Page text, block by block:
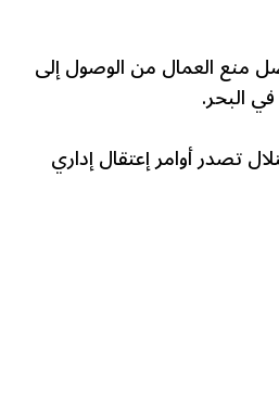
منع العمال من الوصول إلى
البحر.
تصدر أوامر إعتقال إداري